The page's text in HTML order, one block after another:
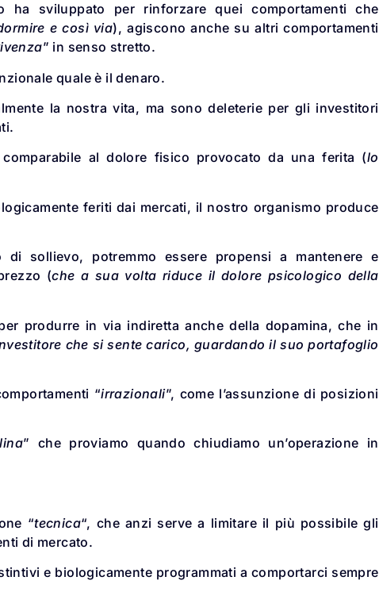
ha sviluppato per rinforzare quei comportamenti che
e così via), agiscono anche su altri comportamenti
” in senso stretto.
quale è il denaro.
la nostra vita, ma sono deleterie per gli investitori
al dolore fisico provocato da una ferita (lo
feriti dai mercati, il nostro organismo produce
sollievo, potremmo essere propensi a mantenere e
(che a sua volta riduce il dolore psicologico della
produrre in via indiretta anche della dopamina, che in
che si sente carico, guardando il suo portafoglio
“irrazionali”, come l’assunzione di posizioni
” che proviamo quando chiudiamo un’operazione in
“tecnica“, che anzi serve a limitare il più possibile gli
di mercato.
e biologicamente programmati a comportarci sempre